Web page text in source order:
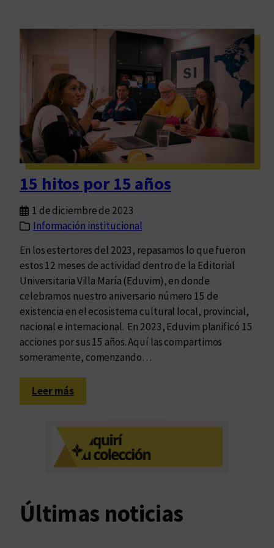
15 hitos por 15 años
1 de diciembre de 2023
Información institucional
En los estertores del 2023, repasamos lo que fueron
estos 12 meses de actividad dentro de la Editorial
Universitaria Villa María (Eduvim), en donde
celebramos nuestro aniversario número 15 de
existencia en el ecosistema cultural local, provincial,
nacional e internacional. En 2023, Eduvim planificó 15
acciones por sus 15 años. Aquí las compartimos
someramente, comenzando…
Leer más:
1
i
t
p
Últimas noticias